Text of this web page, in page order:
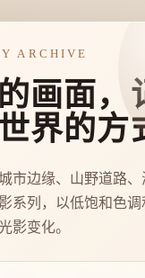
ARCHIVE
画面，
界的方
市边缘、山野道路
系列，以低饱和色
影变化。